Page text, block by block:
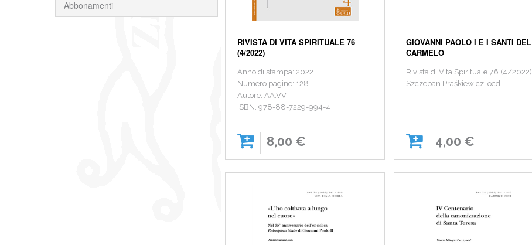
Abbonamenti
RIVISTA DI VITA SPIRITUALE 76
(4/2022)
Anno di stampa: 2022
Numero pagine: 128
Autore: AA.VV.
ISBN: 978-88-7229-994-4
8,00 €
GIOVANNI PAOLO I E I SANTI DEL
CARMELO
Rivista di Vita Spirituale 76 (4/2022)
Szczepan Praśkiewicz, ocd
4,00 €